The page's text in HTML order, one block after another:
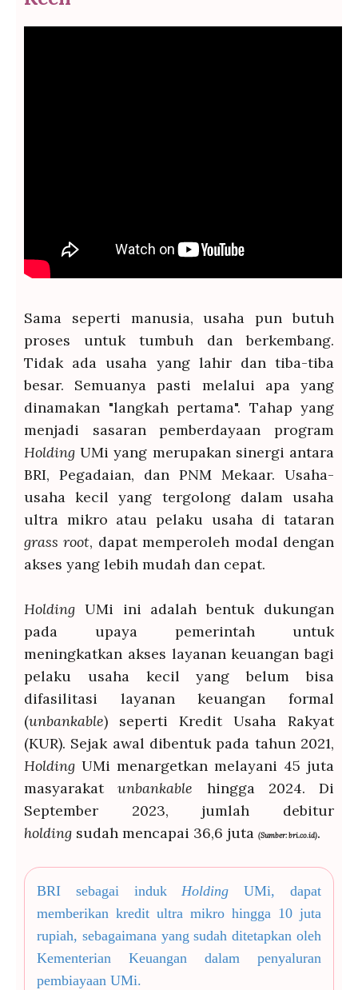
Sama seperti manusia, usaha pun butuh
proses untuk tumbuh dan berkembang.
Tidak ada usaha yang lahir dan tiba-tiba
besar. Semuanya pasti melalui apa yang
dinamakan "langkah pertama". Tahap yang
menjadi sasaran pemberdayaan program
Holding UMi yang merupakan sinergi antara
BRI, Pegadaian, dan PNM Mekaar. Usaha-
usaha kecil yang tergolong dalam usaha
ultra mikro atau pelaku usaha di tataran
grass root, dapat memperoleh modal dengan
akses yang lebih mudah dan cepat.
Holding UMi ini adalah bentuk dukungan
pada upaya pemerintah untuk
meningkatkan akses layanan keuangan bagi
pelaku usaha kecil yang belum bisa
difasilitasi layanan keuangan formal
(unbankable) seperti Kredit Usaha Rakyat
(KUR). Sejak awal dibentuk pada tahun 2021,
Holding UMi menargetkan melayani 45 juta
masyarakatunbankable hingga 2024. Di
September 2023, jumlah debitur
holding sudah mencapai 36,6 juta (Sumber: bri.co.id).
BRI sebagai induk Holding UMi, dapat
memberikan kredit ultra mikro hingga 10 juta
rupiah, sebagaimana yang sudah ditetapkan oleh
Kementerian Keuangan dalam penyaluran
pembiayaan UMi.